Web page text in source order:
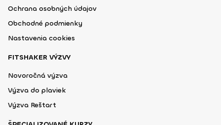
Ochrana osobných údajov
Obchodné podmienky
Nastavenia cookies
FITSHAKER VÝZVY
Novoročná výzva
Výzva do plaviek
Výzva Reštart